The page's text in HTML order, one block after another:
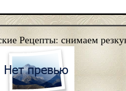
Рецепты: снимаем